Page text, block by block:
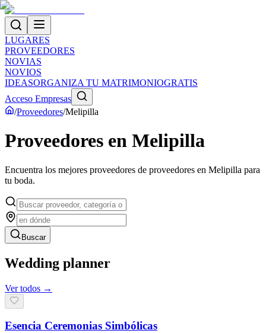
LUGARES
PROVEEDORES
NOVIAS
NOVIOS
IDEASORGANIZA TU MATRIMONIOGRATIS
Acceso Empresas
/Proveedores/Melipilla
Proveedores en Melipilla
Encuentra los mejores proveedores de proveedores en Melipilla para
tu boda.
Buscar
Wedding planner
Ver todos →
Esencia Ceremonias Simbólicas